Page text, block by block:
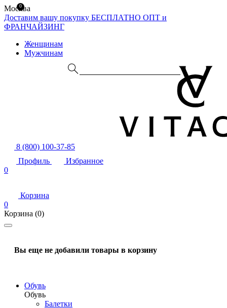
Москва
Доставим вашу покупку БЕСПЛАТНО ОПТ и
ФРАНЧАЙЗИНГ
Женщинам
Мужчинам
8 (800) 100-37-85
Профиль
Избранное
0
Корзина
0
Корзина (0)
Вы еще не добавили товары в корзину
Обувь
Обувь
Балетки
0